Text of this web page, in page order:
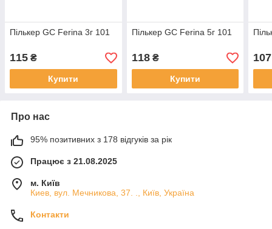
Пількер GC Ferina 3г 101
115 ₴
Купити
Пількер GC Ferina 5г 101
118₴
Купити
107
Про нас
95% позитивних з 178 відгуків за рік
Працює з 21.08.2025
м. Київ
Киев, вул. Мечникова, 37. ., Київ, Україна
Контакти